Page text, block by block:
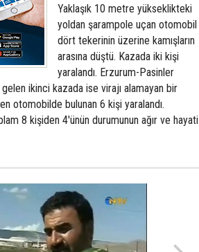
Yaklaşık 10 metre yükseklikteki
yoldan şarampole uçan otomobil
dört tekerinin üzerine kamışların
arasına düştü. Kazada iki kişi
yaralandı. Erzurum-Pasinler
ikinci kazada ise virajı alamayan bir
otomobilde bulunan 6 kişi yaralandı.
8 kişiden 4'ünün durumunun ağır ve hayati